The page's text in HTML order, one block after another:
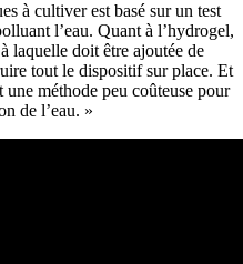
à cultiver est basé sur un test
l’eau. Quant à l’hydrogel,
laquelle doit être ajoutée de
tout le dispositif sur place. Et
méthode peu coûteuse pour
de l’eau. »